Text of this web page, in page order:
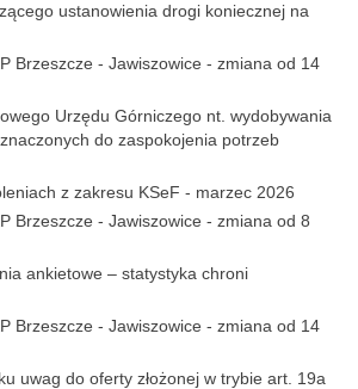
ustanowienia drogi koniecznej na
Brzeszcze - Jawiszowice - zmiana od 14
Urzędu Górniczego nt. wydobywania
do zaspokojenia potrzeb
z zakresu KSeF - marzec 2026
Brzeszcze - Jawiszowice - zmiana od 8
ankietowe – statystyka chroni
Brzeszcze - Jawiszowice - zmiana od 14
uwag do oferty złożonej w trybie art. 19a